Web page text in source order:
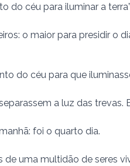
do céu para iluminar a
o maior para presidir o
do céu para que
a luz das trevas.
foi o quarto dia.
de uma multidão de seres